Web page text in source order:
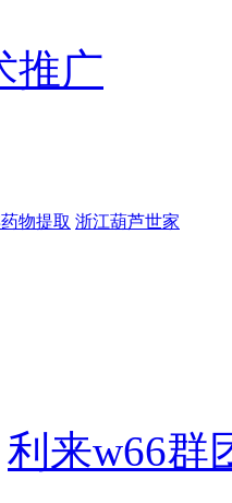
推广
物提取 浙江葫芦世家
利来w66群